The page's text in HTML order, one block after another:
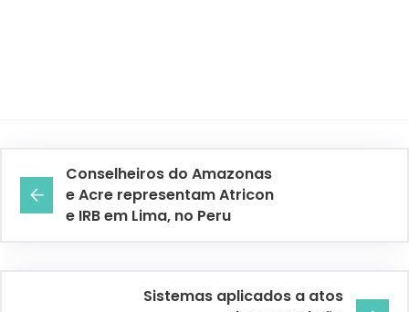
Conselheiros do Amazonas
e Acre representam Atricon
e IRB em Lima, no Peru
Sistemas aplicados a atos